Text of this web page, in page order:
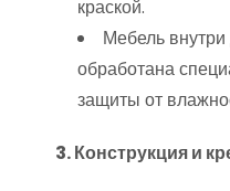
краской.
Мебель
обработана
защиты от
3. Конструкция и